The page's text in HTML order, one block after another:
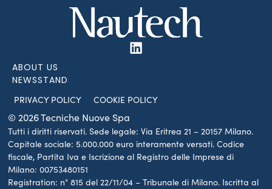
ABOUT US
NEWSSTAND
© 2026 Tecniche Nuove Spa
PRIVACY POLICY COOKIE POLICY
Tutti i diritti riservati. Sede legale: Via Eritrea 21 – 20157 Milano.
Capitale sociale: 5.000.000 euro interamente versati. Codice
fiscale, Partita Iva e Iscrizione al Registro delle Imprese di
Milano: 00753480151
Registration: n° 815 del 22/11/04 – Tribunale di Milano. Iscritta al